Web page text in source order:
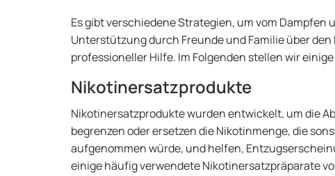
Es gibt verschiedene Strategien, um vom Dampfen
Unterstützung durch Freunde und Familie über
professioneller Hilfe. Im Folgenden stellen wir
Nikotinersatzprodukte
Nikotinersatzprodukte wurden entwickelt, um die
begrenzen oder ersetzen die Nikotinmenge, die
aufgenommen würde, und helfen,
einige häufig verwendete Nikotinersatzpräparate